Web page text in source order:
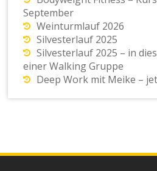
September
Weinturmlauf 2026
Silvesterlauf 2025
Silvesterlauf 2025 – in
einer Walking Gruppe
Deep Work mit Meike –